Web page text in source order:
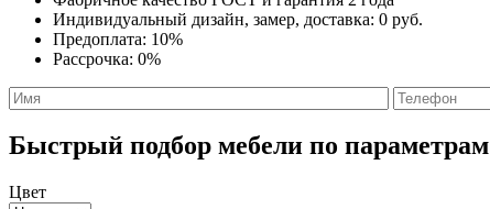
Индивидуальный дизайн, замер, доставка: 0 руб.
Предоплата: 10%
Рассрочка: 0%
Быстрый подбор мебели по параметрам
Цвет